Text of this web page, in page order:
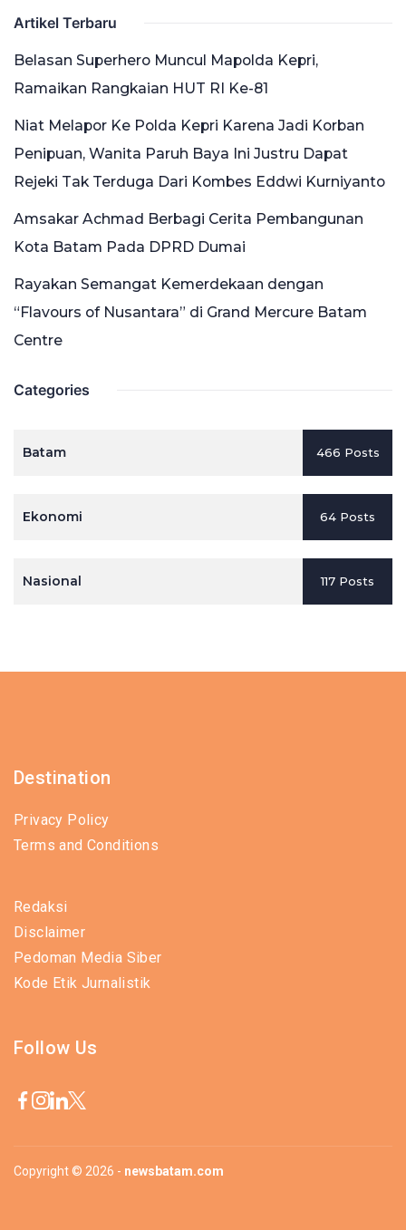
Artikel Terbaru
Belasan Superhero Muncul Mapolda Kepri,
Ramaikan Rangkaian HUT RI Ke-81
Niat Melapor Ke Polda Kepri Karena Jadi Korban
Penipuan, Wanita Paruh Baya Ini Justru Dapat
Rejeki Tak Terduga Dari Kombes Eddwi Kurniyanto
Amsakar Achmad Berbagi Cerita Pembangunan
Kota Batam Pada DPRD Dumai
Rayakan Semangat Kemerdekaan dengan
“Flavours of Nusantara” di Grand Mercure Batam
Centre
Categories
Batam 466 Posts
Ekonomi 64 Posts
Nasional 117 Posts
Destination
Privacy Policy
Terms and Conditions
Redaksi
Disclaimer
Pedoman Media Siber
Kode Etik Jurnalistik
Follow Us
Copyright © 2026 - newsbatam.com